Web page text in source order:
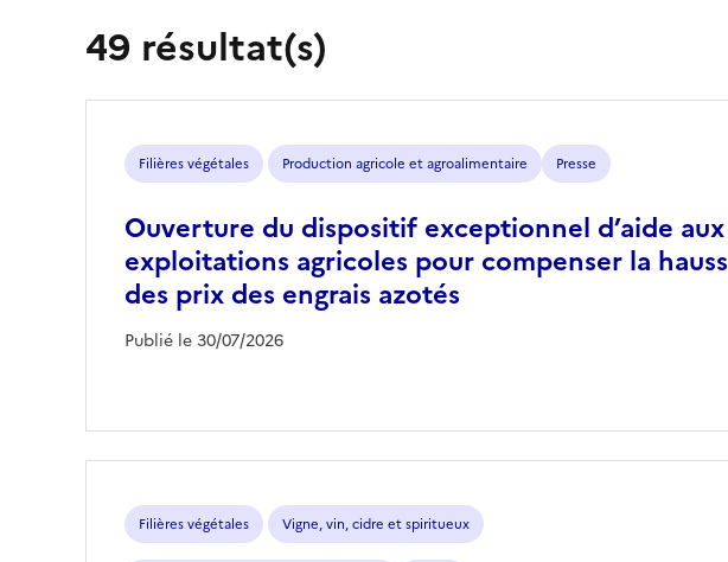
49 résultat(s)
Filières végétales Production agricole et agroalimentaire Presse
Ouverture du dispositif exceptionnel d’aide aux
exploitations agricoles pour compenser la
des prix des engrais azotés
Publié le 30/07/2026
Filières végétales Vigne, vin, cidre et spiritueux